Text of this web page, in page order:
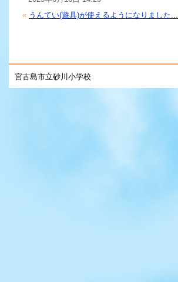
« うんてい(遊具)が使えるようになりました...
宮古島市立砂川小学校